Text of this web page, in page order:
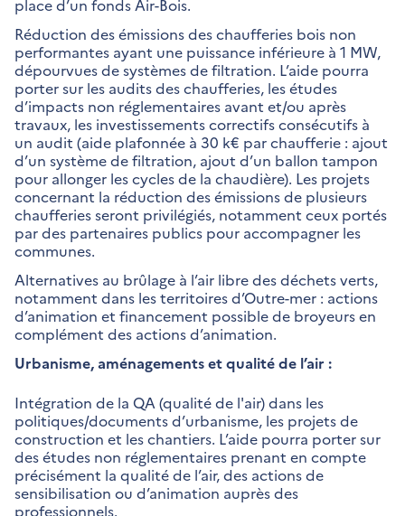
place d’un fonds Air-Bois.
Réduction des émissions des chaufferies bois non
performantes ayant une puissance inférieure à 1 MW,
dépourvues de systèmes de filtration. L’aide pourra
porter sur les audits des chaufferies, les études
d’impacts non réglementaires avant et/ou après
travaux, les investissements correctifs consécutifs à
un audit (aide plafonnée à 30 k€ par chaufferie : ajout
d’un système de filtration, ajout d’un ballon tampon
pour allonger les cycles de la chaudière). Les projets
concernant la réduction des émissions de plusieurs
chaufferies seront privilégiés, notamment ceux portés
par des partenaires publics pour accompagner les
communes.
Alternatives au brûlage à l’air libre des déchets verts,
notamment dans les territoires d’Outre-mer : actions
d’animation et financement possible de broyeurs en
complément des actions d’animation.
Urbanisme, aménagements et qualité de l’air :
Intégration de la QA (qualité de l'air) dans les
politiques/documents d’urbanisme, les projets de
construction et les chantiers. L’aide pourra porter sur
des études non réglementaires prenant en compte
précisément la qualité de l’air, des actions de
sensibilisation ou d’animation auprès des
professionnels.